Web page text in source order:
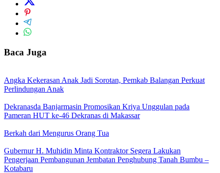
Baca Juga
Angka Kekerasan Anak Jadi Sorotan, Pemkab Balangan Perkuat
Perlindungan Anak
Dekranasda Banjarmasin Promosikan Kriya Unggulan pada
Pameran HUT ke-46 Dekranas di Makassar
Berkah dari Mengurus Orang Tua
Gubernur H. Muhidin Minta Kontraktor Segera Lakukan
Pengerjaan Pembangunan Jembatan Penghubung Tanah Bumbu –
Kotabaru